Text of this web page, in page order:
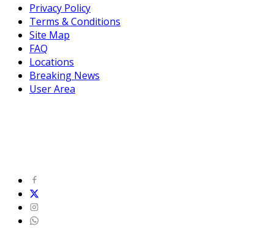
Privacy Policy
Terms & Conditions
Site Map
FAQ
Locations
Breaking News
User Area